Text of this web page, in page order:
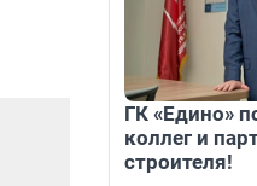
ГК «Едино»
коллег и
строителя!